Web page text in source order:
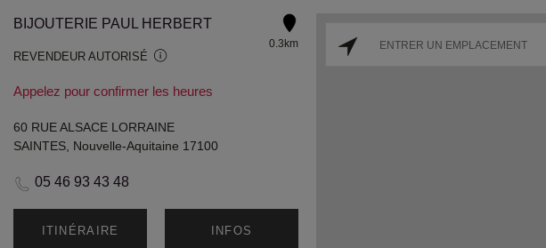
BIJOUTERIE PAUL HERBERT
REVENDEUR AUTORISÉ
Appelez pour confirmer les heures
0.3km
60 RUE ALSACE LORRAINE
SAINTES, Nouvelle-Aquitaine 17100
05 46 93 43 48
ITINÉRAIRE INFOS